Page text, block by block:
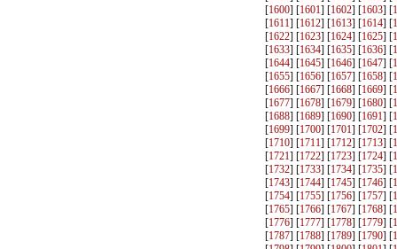
[1600] [1601] [1602] [1603] [
[1611] [1612] [1613] [1614] [
[1622] [1623] [1624] [1625] [
[1633] [1634] [1635] [1636] [
[1644] [1645] [1646] [1647] [
[1655] [1656] [1657] [1658] [
[1666] [1667] [1668] [1669] [
[1677] [1678] [1679] [1680] [
[1688] [1689] [1690] [1691] [
[1699] [1700] [1701] [1702] [
[1710] [1711] [1712] [1713] [
[1721] [1722] [1723] [1724] [
[1732] [1733] [1734] [1735] [
[1743] [1744] [1745] [1746] [
[1754] [1755] [1756] [1757] [
[1765] [1766] [1767] [1768] [
[1776] [1777] [1778] [1779] [
[1787] [1788] [1789] [1790] [